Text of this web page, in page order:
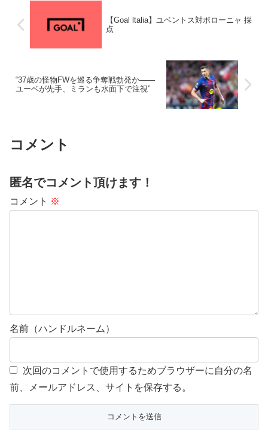
【Goal ltalia】ユベントス対ボローニャ 採
点
“37歳の怪物FWを巡る争奪戦勃発か――
ユーベが先手、ミランも水面下で注視”
コメント
匿名でコメント頂けます！
コメント ※
名前（ハンドルネーム）
次回のコメントで使用するためブラウザーに自分の名
前、メールアドレス、サイトを保存する。